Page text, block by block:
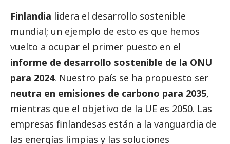
Finlandia lidera el desarrollo sostenible
mundial; un ejemplo de esto es que hemos
vuelto a ocupar el primer puesto en el
informe de desarrollo sostenible de la ONU
para 2024. Nuestro país se ha propuesto ser
neutra en emisiones de carbono para 2035,
mientras que el objetivo de la UE es 2050. Las
empresas finlandesas están a la vanguardia de
las energías limpias y las soluciones